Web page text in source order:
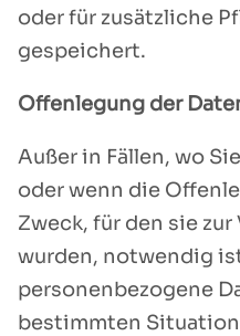
oder für zusätzliche
gespeichert.
Offenlegung der
Außer in Fällen, wo
oder wenn die
Zweck, für den sie
wurden, notwendig
personenbezogene
bestimmten